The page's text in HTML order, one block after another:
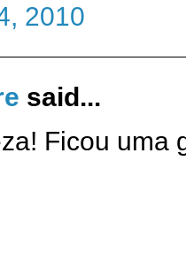
2010
said...
Ficou uma